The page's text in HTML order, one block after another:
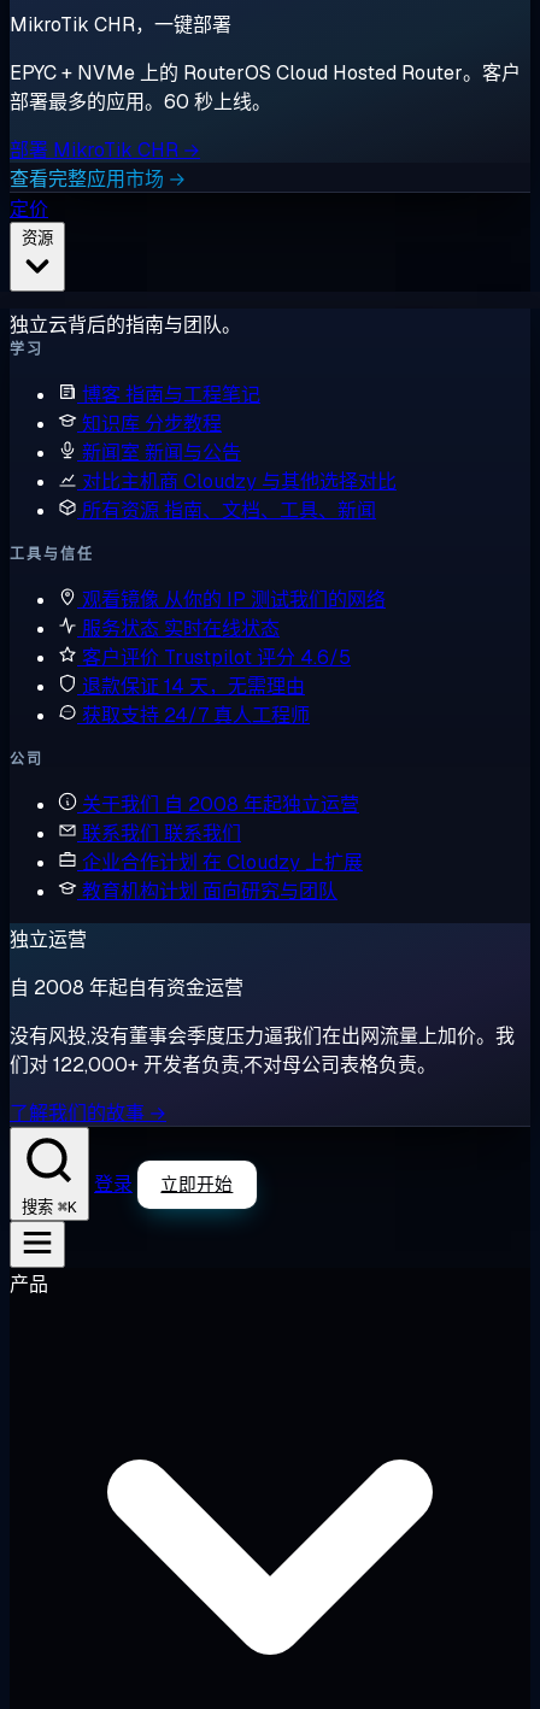
MikroTik CHR，一键部署
EPYC + NVMe 上的 RouterOS Cloud Hosted Router。客户
部署最多的应用。60 秒上线。
部署 MikroTik CHR →
查看完整应用市场 →
定价
独立云背后的指南与团队。
学习
博客指南与工程笔记
知识库 分步教程
新闻室 新闻与公告
对比主机商 Cloudzy 与其他选择对比
所有资源指南、文档、工具、新闻
工具与信任
观看镜像 从你的 IP 测试我们的网络
服务状态 实时在线状态
客户评价 Trustpilot 评分 4.6/5
退款保证 14 天，无需理由
获取支持 24/7 真人工程师
公司
关于我们 自 2008 年起独立运营
联系我们 联系我们
企业合作计划 在 Cloudzy 上扩展
教育机构计划 面向研究与团队
独立运营
自 2008 年起自有资金运营
没有风投,没有董事会季度压力逼我们在出网流量上加价。我
们对 122,000+ 开发者负责,不对母公司表格负责。
了解我们的故事 →
搜索 ⌘K
登录 立即开始
产品